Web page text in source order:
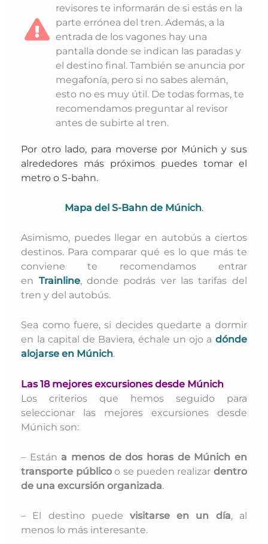
revisores te informarán de si estás en la
parte errónea del tren. Además, a la
entrada de los vagones hay una
pantalla donde se indican las paradas y
el destino final. También se anuncia por
megafonía, pero si no sabes alemán,
esto no es muy útil. De todas formas, te
recomendamos preguntar al revisor
antes de subirte al tren.
Por otro lado, para moverse por Múnich y sus
alrededores más próximos puedes tomar el
metro o S-bahn.
Mapa del S-Bahn de Múnich.
Asimismo, puedes llegar en autobús a ciertos
destinos. Para comparar qué es lo que más te
conviene te recomendamos entrar
en Trainline, donde podrás ver las tarifas del
tren y del autobús.
Sea como fuere, si decides quedarte a dormir
en la capital de Baviera, échale un ojo a dónde
alojarse en Múnich.
Las 18 mejores excursiones desde Múnich
Los criterios que hemos seguido para
seleccionar las mejores excursiones desde
Múnich son:
– Están a menos de dos horas de Múnich en
transporte públicoo se pueden realizar dentro
de una excursión organizada.
– El destino puede visitarse en un día, al
menos lo más interesante.